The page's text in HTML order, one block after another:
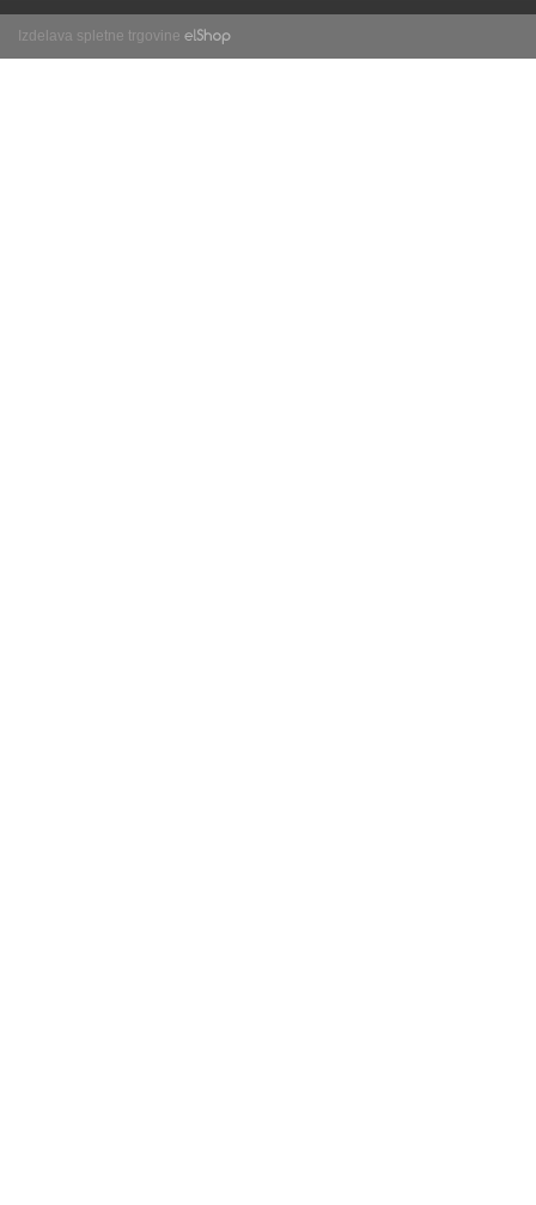
Izdelava spletne trgovine